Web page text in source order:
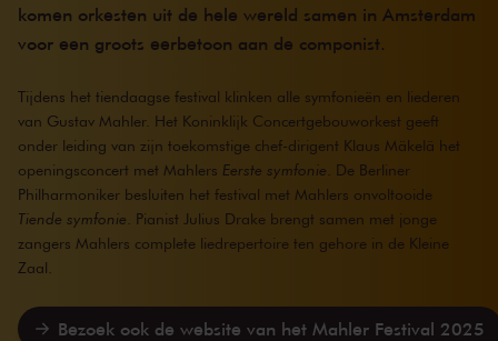
komen orkesten uit de hele wereld samen in Amsterdam
voor een groots eerbetoon aan de componist.
Tijdens het tiendaagse festival klinken alle symfonieën en liederen
van Gustav Mahler. Het Koninklijk Concertgebouworkest geeft
onder leiding van zijn toekomstige chef-dirigent Klaus Mäkelä het
openingsconcert met Mahlers Eerste symfonie . De Berliner
Philharmoniker besluiten het festival met Mahlers onvoltooide
Tiende symfonie . Pianist Julius Drake brengt samen met jonge
zangers Mahlers complete liedrepertoire ten gehore in de Kleine
Zaal.
Bezoek ook de website van het Mahler Festival 2025